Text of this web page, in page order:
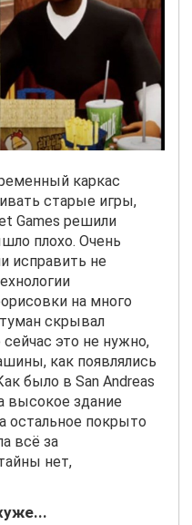
каркас
старые игры,
Games решили
плохо. Очень
исправить не
на много
скрывал
это не нужно,
как появлялись
было в San Andreas
высокое здание
остальное покрыто
всё за
нет,